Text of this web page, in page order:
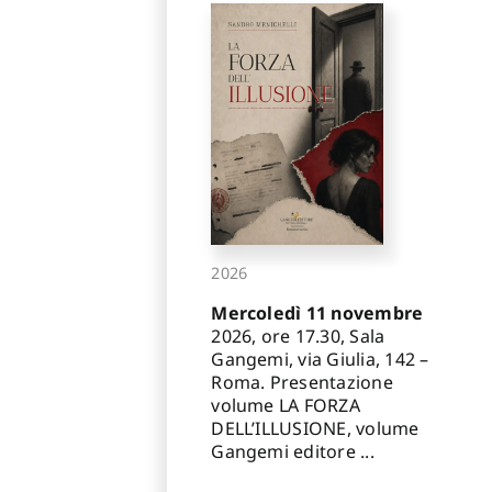
2026
Mercoledì 11 novembre
2026, ore 17.30, Sala
Gangemi, via Giulia, 142 –
Roma. Presentazione
volume LA FORZA
DELL’ILLUSIONE, volume
Gangemi editore ...